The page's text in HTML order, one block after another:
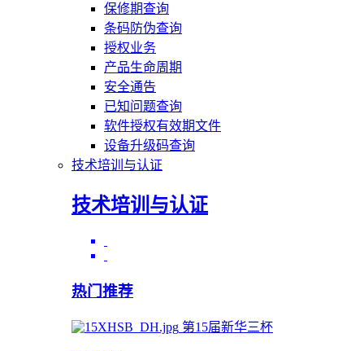
保修期查询
条码防伪查询
授权业务
产品生命周期
安全通告
已知问题查询
软件授权有效期文件
设备升级码查询
技术培训与认证
技术培训与认证
热门推荐
第15届新华三杯